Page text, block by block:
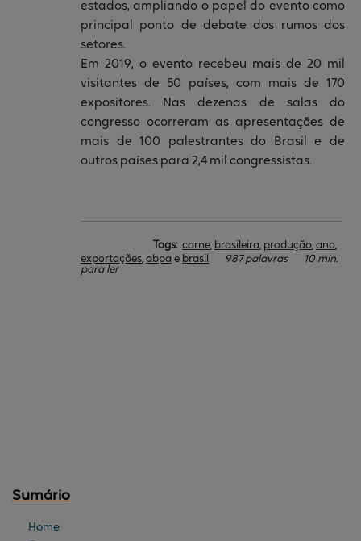
estados, ampliando o papel do evento como
principal ponto de debate dos rumos dos
setores.
Em 2019, o evento recebeu mais de 20 mil
visitantes de 50 países, com mais de 170
expositores. Nas dezenas de salas do
congresso ocorreram as apresentações de
mais de 100 palestrantes do Brasil e de
outros países para 2,4 mil congressistas.
Tags: carne, brasileira, produção, ano,
exportações, abpa e brasil 987 palavras
10 min.
para ler
Sumário
Home